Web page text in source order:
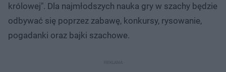
królowej". Dla najmłodszych nauka gry w szachy będzie
odbywać się poprzez zabawę, konkursy, rysowanie,
pogadanki oraz bajki szachowe.